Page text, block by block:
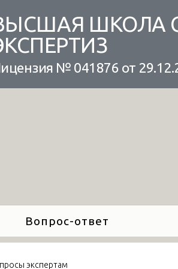
ШКОЛА
№ 041876 от
Вопрос-ответ
экспертам